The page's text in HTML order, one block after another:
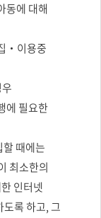
동에 대해
‧이용중
에 필요한
때에는
최소한의
인터넷
록 하고, 그